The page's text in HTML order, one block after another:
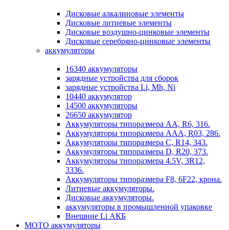
Дисковые алкалиновые элементы
Дисковые литиевые элементы
Дисковые воздушно-цинковые элементы
Дисковые серебряно-цинковые элементы
аккумуляторы
16340 аккумуляторы
зарядные устройства для сборок
зарядные устройства Li, Mh, Ni
10440 аккумулятор
14500 аккумуляторы
26650 аккумулятор
Аккумуляторы типоразмера АА, R6, 316.
Аккумуляторы типоразмера ААА, R03, 286.
Аккумуляторы типоразмера С, R14, 343.
Аккумуляторы типоразмера D, R20, 373.
Аккумуляторы типоразмера 4.5V, 3R12,
3336.
Аккумуляторы типоразмера F8, 6F22, крона.
Литиевые аккумуляторы.
Дисковые аккумуляторы.
аккумуляторы в промышленной упаковке
Внешние Li АКБ
МОТО аккумуляторы